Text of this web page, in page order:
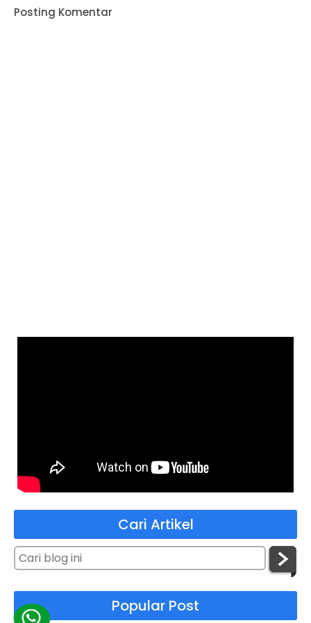
Posting Komentar
Cari Artikel
Popular Post